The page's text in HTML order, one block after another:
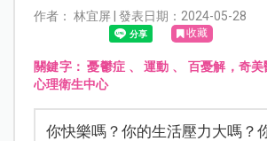
作者： 林宜屏 | 發表日期：2024-05-28
收藏
關鍵字：憂鬱症 、運動 、 百憂解，奇美
心理衛生中心
你快樂嗎？你的生活壓力大嗎？